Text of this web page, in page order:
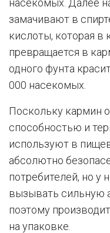
насекомых. Далее
замачивают в
кислоты, которая в
превращается в
одного фунта
000 насекомых.
Поскольку кармин
способностью и
используют в
абсолютно
потребителей, но
вызывать сильную
поэтому
на упаковке.